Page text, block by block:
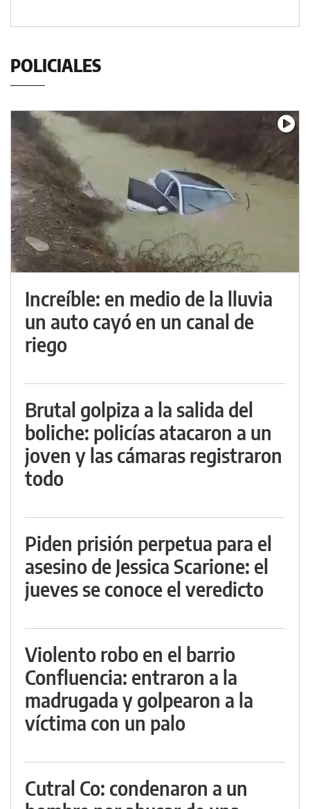
POLICIALES
Increíble: en medio de la lluvia
un auto cayó en un canal de
riego
Brutal golpiza a la salida del
boliche: policías atacaron a un
joven y las cámaras registraron
todo
Piden prisión perpetua para el
asesino de Jessica Scarione: el
jueves se conoce el veredicto
Violento robo en el barrio
Confluencia: entraron a la
madrugada y golpearon a la
víctima con un palo
Cutral Co: condenaron a un